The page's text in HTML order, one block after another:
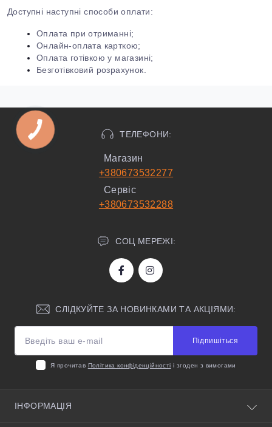
Доступні наступні способи оплати:
Оплата при отриманні;
Онлайн-оплата карткою;
Оплата готівкою у магазині;
Безготівковий розрахунок.
ТЕЛЕФОНИ:
Магазин
+380673532277
Сервіс
+380673532288
СОЦ МЕРЕЖІ:
СЛІДКУЙТЕ ЗА НОВИНКАМИ ТА АКЦІЯМИ:
Підпишіться
Я прочитав Політика конфіденційності і згоден з вимогами
ІНФОРМАЦІЯ